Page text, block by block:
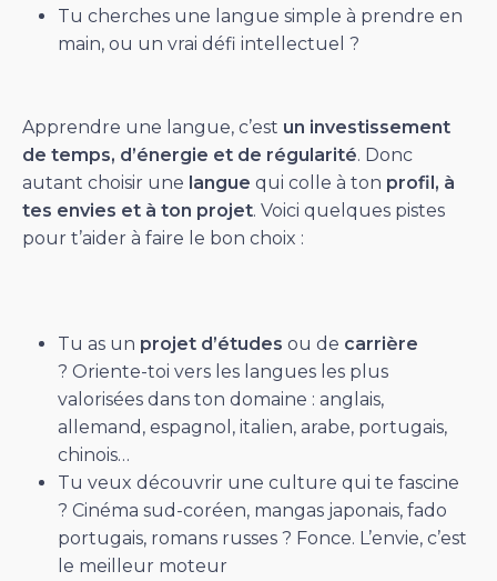
Tu cherches une langue simple à prendre en
main, ou un vrai défi intellectuel ?
Apprendre une langue, c’est un investissement
de temps, d’énergie et de régularité. Donc
autant choisir une langue qui colle à ton profil, à
tes envies et à ton projet. Voici quelques pistes
pour t’aider à faire le bon choix :
Tu as un projet d’études ou de carrière
? Oriente-toi vers les langues les plus
valorisées dans ton domaine : anglais,
allemand, espagnol, italien, arabe, portugais,
chinois…
Tu veux découvrir une culture qui te fascine
? Cinéma sud-coréen, mangas japonais, fado
portugais, romans russes ? Fonce. L’envie, c’est
le meilleur moteur